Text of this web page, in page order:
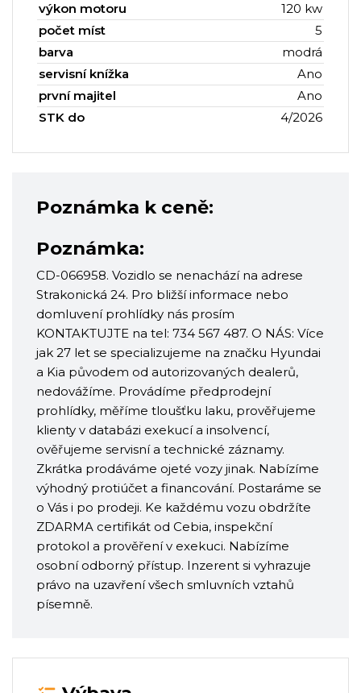
výkon motoru
120 kw
počet míst
5
barva
modrá
servisní knížka
Ano
první majitel
Ano
STK do
4/2026
Poznámka k ceně:
Poznámka:
CD-066958. Vozidlo se nenachází na adrese
Strakonická 24. Pro bližší informace nebo
domluvení prohlídky nás prosím
KONTAKTUJTE na tel: 734 567 487. O NÁS: Více
jak 27 let se specializujeme na značku Hyundai
a Kia původem od autorizovaných dealerů,
nedovážíme. Provádíme předprodejní
prohlídky, měříme tloušťku laku, prověřujeme
klienty v databázi exekucí a insolvencí,
ověřujeme servisní a technické záznamy.
Zkrátka prodáváme ojeté vozy jinak. Nabízíme
výhodný protiúčet a financování. Postaráme se
o Vás i po prodeji. Ke každému vozu obdržíte
ZDARMA certifikát od Cebia, inspekční
protokol a prověření v exekuci. Nabízíme
osobní odborný přístup. Inzerent si vyhrazuje
právo na uzavření všech smluvních vztahů
písemně.